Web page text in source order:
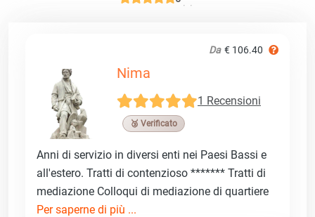
Da € 106.40
Nima
1 Recensioni
🥉 Verificato
Anni di servizio in diversi enti nei Paesi Bassi e
all'estero. Tratti di contenzioso ******* Tratti di
mediazione Colloqui di mediazione di quartiere
Per saperne di più ...